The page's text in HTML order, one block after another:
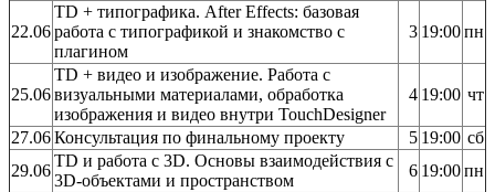
22.06
TD + типографика. After Effects: базовая
работа с типографикой и знакомство с
плагином
3 19:00пн
25.06
TD + видео и изображение. Работа с
визуальными материалами, обработка
изображения и видео внутри TouchDesigner
4 19:00 чт
27.06Консультация по финальному проекту 5 19:00 сб
29.06
TD и работа с 3D. Основы взаимодействия с
3D-объектами и пространством
6 19:00пн